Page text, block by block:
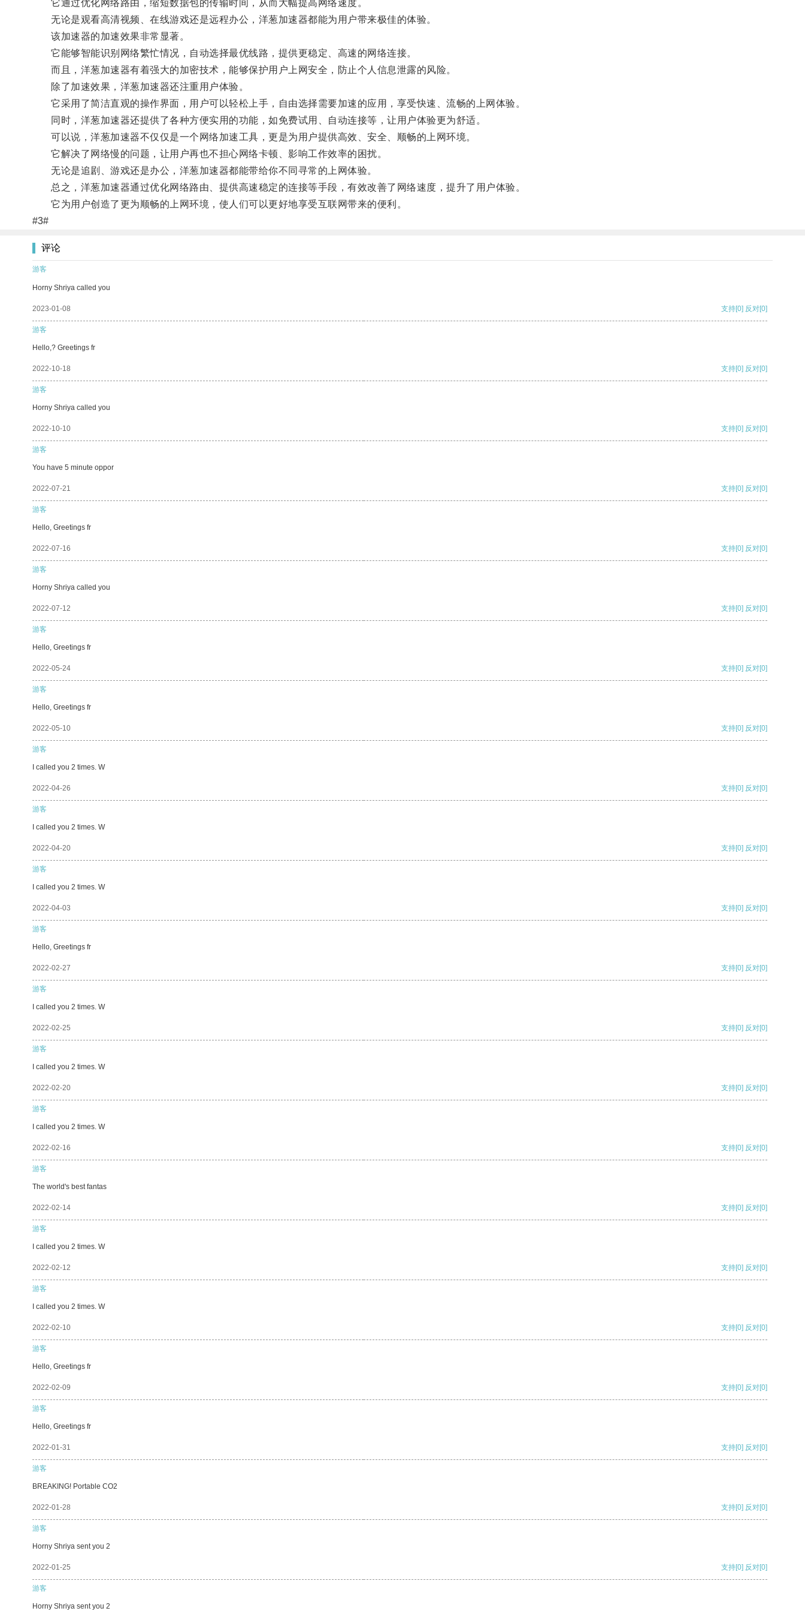
它通过优化网络路由，缩短数据包的传输时间，从而大幅提高网络速度。
无论是观看高清视频、在线游戏还是远程办公，洋葱加速器都能为用户带来极佳的体验。
该加速器的加速效果非常显著。
它能够智能识别网络繁忙情况，自动选择最优线路，提供更稳定、高速的网络连接。
而且，洋葱加速器有着强大的加密技术，能够保护用户上网安全，防止个人信息泄露的风险。
除了加速效果，洋葱加速器还注重用户体验。
它采用了简洁直观的操作界面，用户可以轻松上手，自由选择需要加速的应用，享受快速、流畅的上网体验。
同时，洋葱加速器还提供了各种方便实用的功能，如免费试用、自动连接等，让用户体验更为舒适。
可以说，洋葱加速器不仅仅是一个网络加速工具，更是为用户提供高效、安全、顺畅的上网环境。
它解决了网络慢的问题，让用户再也不担心网络卡顿、影响工作效率的困扰。
无论是追剧、游戏还是办公，洋葱加速器都能带给你不同寻常的上网体验。
总之，洋葱加速器通过优化网络路由、提供高速稳定的连接等手段，有效改善了网络速度，提升了用户体验。
它为用户创造了更为顺畅的上网环境，使人们可以更好地享受互联网带来的便利。
#3#
评论
游客
Horny Shriya called you
2023-01-08 支持[0] 反对[0]
游客
Hello,? Greetings fr
2022-10-18 支持[0] 反对[0]
游客
Horny Shriya called you
2022-10-10 支持[0] 反对[0]
游客
You have 5 minute oppor
2022-07-21 支持[0] 反对[0]
游客
Hello, Greetings fr
2022-07-16 支持[0] 反对[0]
游客
Horny Shriya called you
2022-07-12 支持[0] 反对[0]
游客
Hello, Greetings fr
2022-05-24 支持[0] 反对[0]
游客
Hello, Greetings fr
2022-05-10 支持[0] 反对[0]
游客
I called you 2 times. W
2022-04-26 支持[0] 反对[0]
游客
I called you 2 times. W
2022-04-20 支持[0] 反对[0]
游客
I called you 2 times. W
2022-04-03 支持[0] 反对[0]
游客
Hello, Greetings fr
2022-02-27 支持[0] 反对[0]
游客
I called you 2 times. W
2022-02-25 支持[0] 反对[0]
游客
I called you 2 times. W
2022-02-20 支持[0] 反对[0]
游客
I called you 2 times. W
2022-02-16 支持[0] 反对[0]
游客
The world's best fantas
2022-02-14 支持[0] 反对[0]
游客
I called you 2 times. W
2022-02-12 支持[0] 反对[0]
游客
I called you 2 times. W
2022-02-10 支持[0] 反对[0]
游客
Hello, Greetings fr
2022-02-09 支持[0] 反对[0]
游客
Hello, Greetings fr
2022-01-31 支持[0] 反对[0]
游客
BREAKING! Portable CO2
2022-01-28 支持[0] 反对[0]
游客
Horny Shriya sent you 2
2022-01-25 支持[0] 反对[0]
游客
Horny Shriya sent you 2